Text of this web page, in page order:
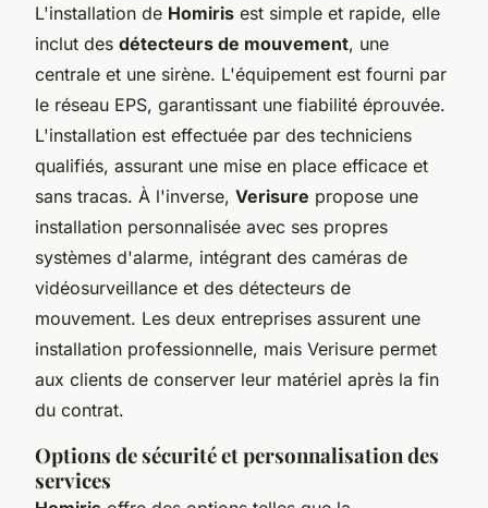
L'installation de Homiris est simple et rapide, elle
inclut des détecteurs de mouvement, une
centrale et une sirène. L'équipement est fourni par
le réseau EPS, garantissant une fiabilité éprouvée.
L'installation est effectuée par des techniciens
qualifiés, assurant une mise en place efficace et
sans tracas. À l'inverse, Verisure propose une
installation personnalisée avec ses propres
systèmes d'alarme, intégrant des caméras de
vidéosurveillance et des détecteurs de
mouvement. Les deux entreprises assurent une
installation professionnelle, mais Verisure permet
aux clients de conserver leur matériel après la fin
du contrat.
Options de sécurité et personnalisation des
services